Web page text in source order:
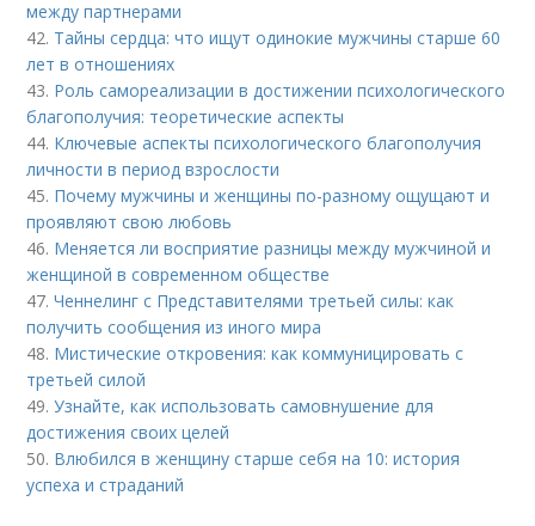
между партнерами
42. Тайны сердца: что ищут одинокие мужчины старше 60
лет в отношениях
43. Роль самореализации в достижении психологического
благополучия: теоретические аспекты
44. Ключевые аспекты психологического благополучия
личности в период взрослости
45. Почему мужчины и женщины по-разному ощущают и
проявляют свою любовь
46. Меняется ли восприятие разницы между мужчиной и
женщиной в современном обществе
47.Ченнелинг с Представителями третьей силы: как
получить сообщения из иного мира
48. Мистические откровения: как коммуницировать с
третьей силой
49.Узнайте, как использовать самовнушение для
достижения своих целей
50. Влюбился в женщину старше себя на 10: история
успеха и страданий